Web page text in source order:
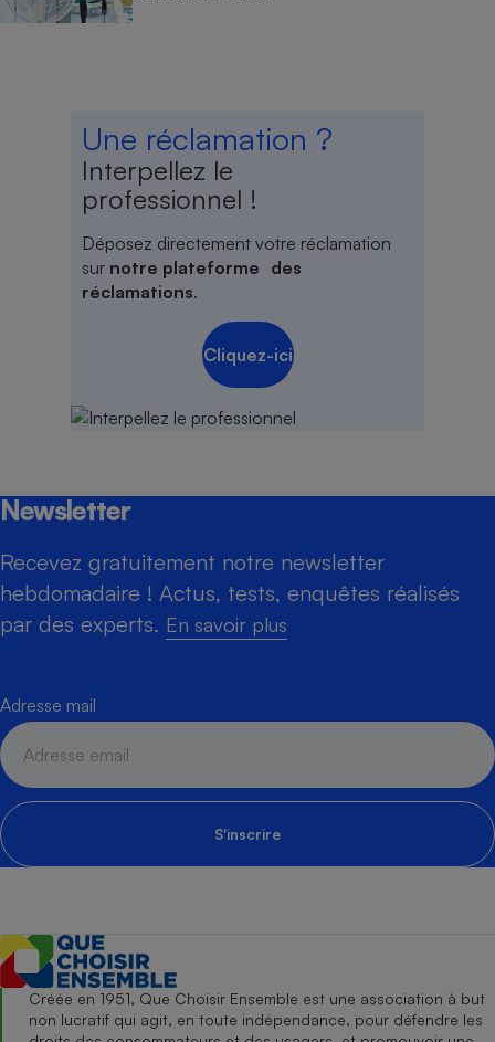
Une réclamation ?
Interpellez le
professionnel !
Déposez directement votre réclamation
sur notre plateforme des
réclamations.
Cliquez-ici
Newsletter
Recevez gratuitement notre newsletter
hebdomadaire ! Actus, tests, enquêtes réalisés
par des experts. En savoir plus
Adresse mail
S'inscrire
Créée en 1951, Que Choisir Ensemble est une association à but
non lucratif qui agit, en toute indépendance, pour défendre les